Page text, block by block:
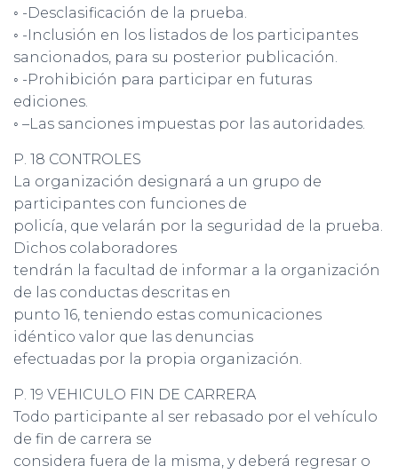
◦ -Desclasificación de la prueba.
◦ -Inclusión en los listados de los participantes
sancionados, para su posterior publicación.
◦ -Prohibición para participar en futuras
ediciones.
◦ –Las sanciones impuestas por las autoridades.
P. 18 CONTROLES
La organización designará a un grupo de
participantes con funciones de
policía, que velarán por la seguridad de la prueba.
Dichos colaboradores
tendrán la facultad de informar a la organización
de las conductas descritas en
punto 16, teniendo estas comunicaciones
idéntico valor que las denuncias
efectuadas por la propia organización.
P. 19 VEHICULO FIN DE CARRERA
Todo participante al ser rebasado por el vehículo
de fin de carrera se
considera fuera de la misma, y deberá regresar o